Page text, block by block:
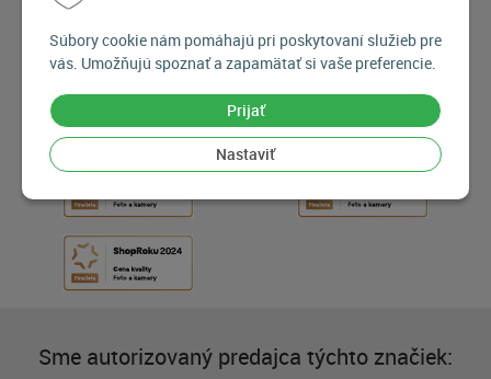
Súbory cookie nám pomáhajú pri poskytovaní služieb pre
vás. Umožňujú spoznať a zapamätať si vaše preferencie.
Prijať
Nastaviť
Sme autorizovaný predajca týchto značiek: